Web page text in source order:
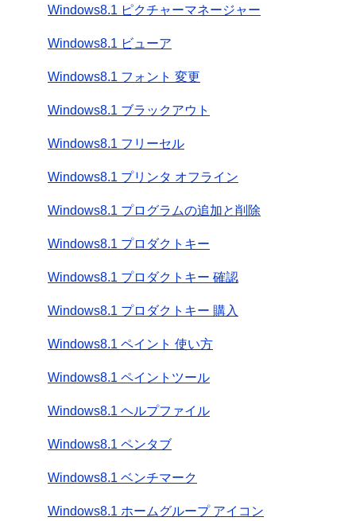
Windows8.1 ピクチャーマネージャー
Windows8.1 ビューア
Windows8.1 フォント 変更
Windows8.1 ブラックアウト
Windows8.1 フリーセル
Windows8.1 プリンタ オフライン
Windows8.1 プログラムの追加と削除
Windows8.1 プロダクトキー
Windows8.1 プロダクトキー 確認
Windows8.1 プロダクトキー 購入
Windows8.1 ペイント 使い方
Windows8.1 ペイントツール
Windows8.1 ヘルプファイル
Windows8.1 ペンタブ
Windows8.1 ベンチマーク
Windows8.1 ホームグループ アイコン